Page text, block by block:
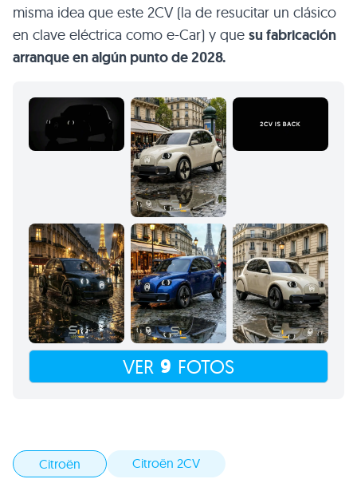
misma idea que este 2CV (la de resucitar un clásico
en clave eléctrica como e-Car) y que su fabricación
arranque en algún punto de 2028.
VER 9 FOTOS
Citroën Citroën 2CV